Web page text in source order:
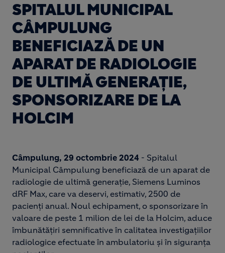
SPITALUL MUNICIPAL
CÂMPULUNG
BENEFICIAZĂ DE UN
APARAT DE RADIOLOGIE
DE ULTIMĂ GENERAȚIE,
SPONSORIZARE DE LA
HOLCIM
Câmpulung, 29 octombrie 2024 - Spitalul
Municipal Câmpulung beneficiază de un aparat de
radiologie de ultimă generație, Siemens Luminos
dRF Max, care va deservi, estimativ, 2500 de
pacienți anual. Noul echipament, o sponsorizare în
valoare de peste 1 milion de lei de la Holcim, aduce
îmbunătățiri semnificative în calitatea investigațiilor
radiologice efectuate în ambulatoriu și în siguranța